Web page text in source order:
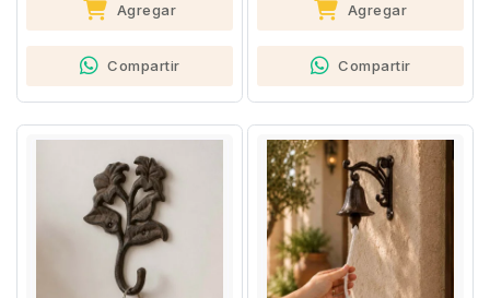
Agregar
Compartir
Agregar
Compartir